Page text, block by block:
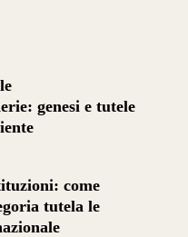
genesi e tutele
come
tutela le